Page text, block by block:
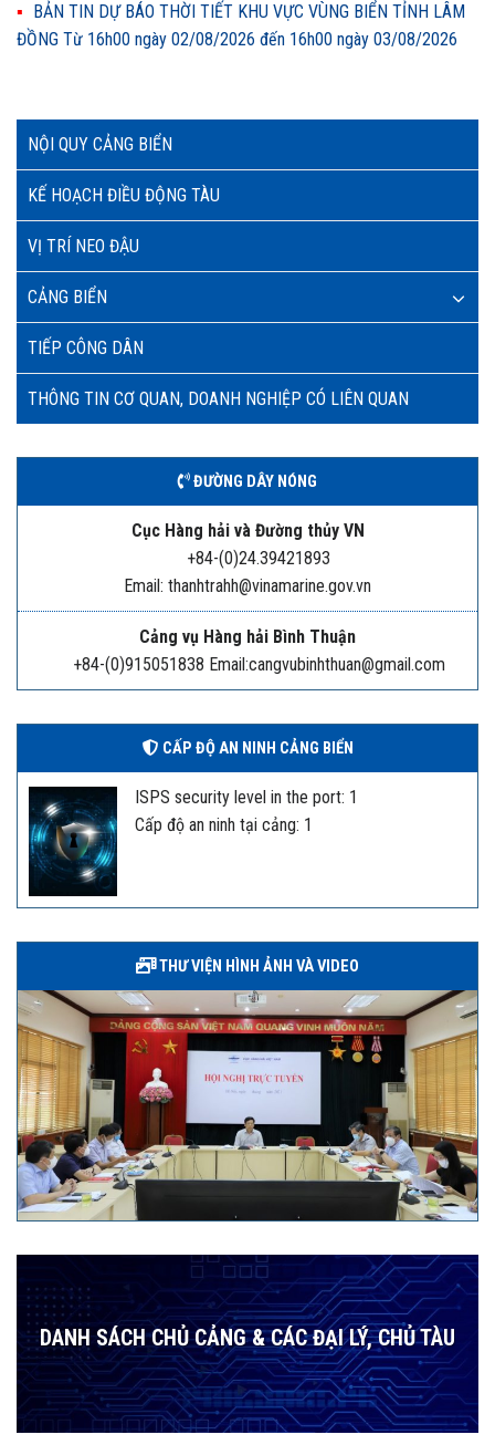
NỘI QUY CẢNG BIỂN
KẾ HOẠCH ĐIỀU ĐỘNG TÀU
VỊ TRÍ NEO ĐẬU
CẢNG BIỂN
TIẾP CÔNG DÂN
THÔNG TIN CƠ QUAN, DOANH NGHIỆP CÓ LIÊN QUAN
ĐƯỜNG DÂY NÓNG
Cục Hàng hải và Đường thủy VN
+84-(0)24.39421893
Email: thanhtrahh@vinamarine.gov.vn
Cảng vụ Hàng hải Bình Thuận
+84-(0)915051838 Email:cangvubinhthuan@gmail.com
CẤP ĐỘ AN NINH CẢNG BIỂN
ISPS security level in the port: 1
Cấp độ an ninh tại cảng: 1
THƯ VIỆN HÌNH ẢNH VÀ VIDEO
DANH SÁCH CHỦ CẢNG & CÁC ĐẠI LÝ, CHỦ TÀU
BẢN TIN DỰ BÁO THỜI TIẾT KHU VỰC VÙNG BIỂN TỈNH LÂM
ĐỒNG Từ 16h00 ngày 02/08/2026 đến 16h00 ngày 03/08/2026